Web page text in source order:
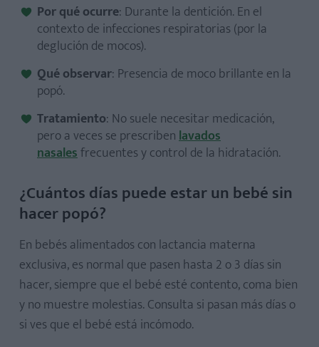
Por qué ocurre: Durante la dentición. En el
contexto de infecciones respiratorias (por la
deglución de mocos).
Qué observar: Presencia de moco brillante en la
popó.
Tratamiento: No suele necesitar medicación,
pero a veces se prescribenlavados
nasalesfrecuentes y control de la hidratación.
¿Cuántos días puede estar un bebé sin
hacer popó?
En bebés alimentados con lactancia materna
exclusiva, es normal que pasen hasta 2 o 3 días sin
hacer, siempre que el bebé esté contento, coma bien
y no muestre molestias. Consulta si pasan más días o
si ves que el bebé está incómodo.